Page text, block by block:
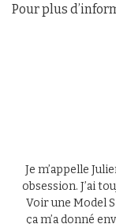
Pour plus
Je m’appelle
obsession. J’ai
Voir une Model
ça m’a donné